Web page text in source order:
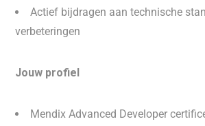
Actief bijdragen aan technische
verbeteringen
Jouw profiel
Mendix Advanced Developer